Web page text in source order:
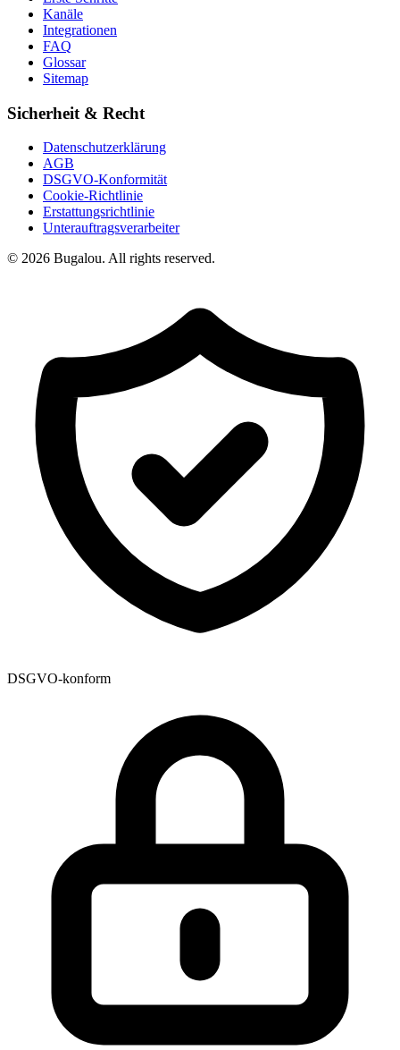
Kanäle
Integrationen
FAQ
Glossar
Sitemap
Sicherheit & Recht
Datenschutzerklärung
AGB
DSGVO-Konformität
Cookie-Richtlinie
Erstattungsrichtlinie
Unterauftragsverarbeiter
© 2026 Bugalou. All rights reserved.
DSGVO-konform